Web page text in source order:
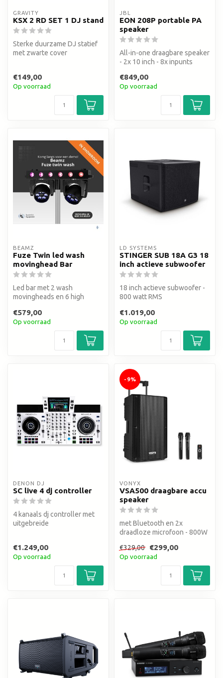
GRAVITY
KSX 2 RD SET 1 DJ stand
Sterke duurzame DJ statief
met zwarte cover
€149,00
Op voorraad
JBL
EON 208P portable PA
speaker
All-in-one draagbare speaker
- 2x 10 inch - 8x inpunts
€849,00
Op voorraad
BEAMZ
Fuze Twin led wash
movinghead Bar
Led bar met 2 wash
movingheads en 6 high
€579,00
Op voorraad
LD SYSTEMS
STINGER SUB 18A G3 18
inch actieve subwoofer
18 inch actieve subwoofer -
800 watt RMS
€1.019,00
Op voorraad
DENON DJ
SC live 4 dj controller
4 kanaals dj controller met
uitgebreide
€1.249,00
Op voorraad
-9%
VONYX
VSA500 draagbare accu
speaker
met Bluetooth en 2x
draadloze microfoon - 800W
ure...
€329,00 €299,00
Op voorraad